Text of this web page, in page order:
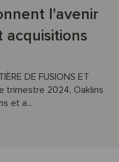
l'avenir
acquisitions
DE FUSIONS ET
trimestre 2024, Oaklins
et a...